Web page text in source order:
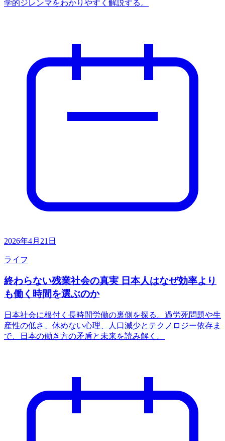
学的ジレンマをわかりやすく解説する。
2026年4月21日
ライフ
終わらない残業社会の真実 日本人はなぜ効率より
も働く時間を選ぶのか
日本社会に根付く長時間労働の裏側を探る。過労死問題や生
産性の低さ、休めない心理、人口減少とテクノロジー依存ま
で、日本の働き方の矛盾と未来を読み解く。